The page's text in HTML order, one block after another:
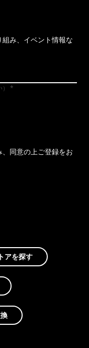
み、イベント情報な
、同意の上ご登録をお
アを探す